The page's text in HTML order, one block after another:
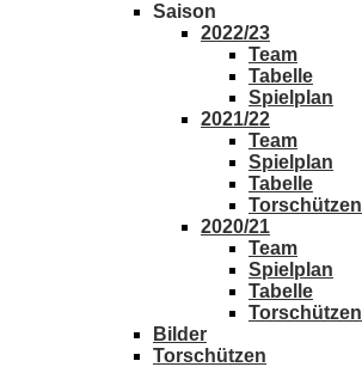
Saison
2022/23
Team
Tabelle
Spielplan
2021/22
Team
Spielplan
Tabelle
Torschützen
2020/21
Team
Spielplan
Tabelle
Torschützen
Bilder
Torschützen